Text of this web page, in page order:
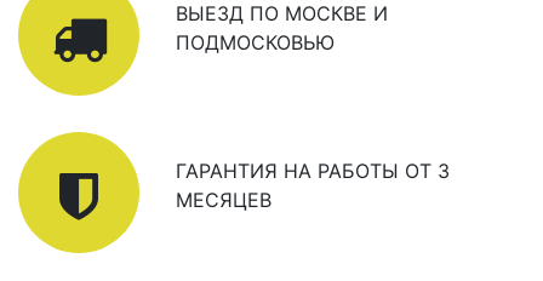
ВЫЕЗД ПО МОСКВЕ И
ПОДМОСКОВЬЮ
ГАРАНТИЯ НА РАБОТЫ ОТ 3
МЕСЯЦЕВ